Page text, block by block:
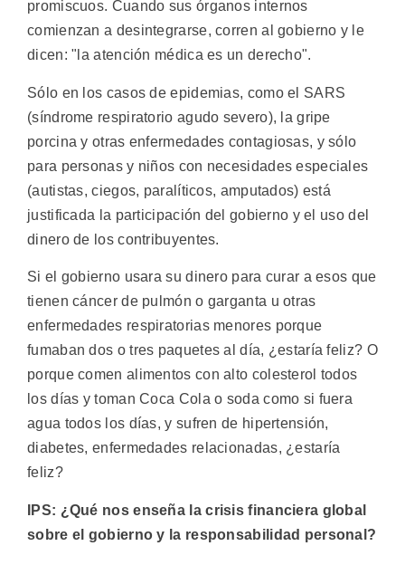
promiscuos. Cuando sus órganos internos
comienzan a desintegrarse, corren al gobierno y le
dicen: "la atención médica es un derecho".
Sólo en los casos de epidemias, como el SARS
(síndrome respiratorio agudo severo), la gripe
porcina y otras enfermedades contagiosas, y sólo
para personas y niños con necesidades especiales
(autistas, ciegos, paralíticos, amputados) está
justificada la participación del gobierno y el uso del
dinero de los contribuyentes.
Si el gobierno usara su dinero para curar a esos que
tienen cáncer de pulmón o garganta u otras
enfermedades respiratorias menores porque
fumaban dos o tres paquetes al día, ¿estaría feliz? O
porque comen alimentos con alto colesterol todos
los días y toman Coca Cola o soda como si fuera
agua todos los días, y sufren de hipertensión,
diabetes, enfermedades relacionadas, ¿estaría
feliz?
IPS: ¿Qué nos enseña la crisis financiera global
sobre el gobierno y la responsabilidad personal?